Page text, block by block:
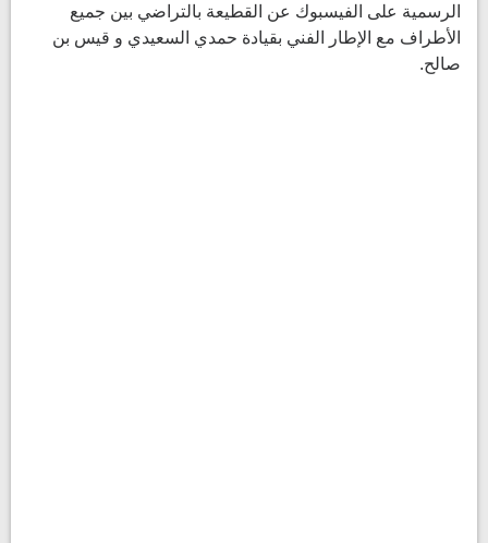
الرسمية على الفيسبوك عن القطيعة بالتراضي بين جميع
الأطراف مع الإطار الفني بقيادة حمدي السعيدي و قيس بن
صالح.